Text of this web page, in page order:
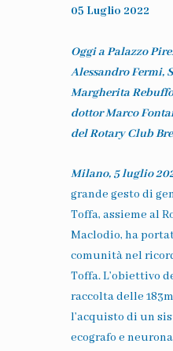
05 Luglio 2022
Oggi a Palazzo
Alessandro Fermi,
Margherita
dottor Marco
del Rotary Club
Milano, 5 luglio
grande gesto di
Toffa, assieme al
Maclodio, ha
comunità nel
Toffa. L’obiettivo
raccolta delle
l’acquisto di un
ecografo e